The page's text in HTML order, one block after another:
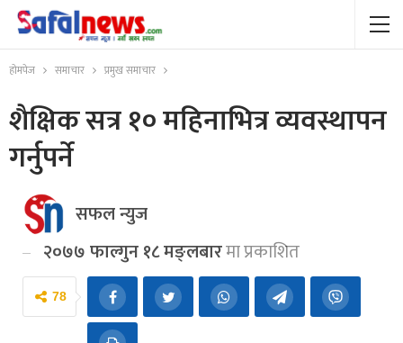
होमपेज समाचार प्रमुख समाचार
शैक्षिक सत्र १० महिनाभित्र व्यवस्थापन
गर्नुपर्ने
सफल न्युज
२०७७ फाल्गुन १८ मङ्लबारमा प्रकाशित
78